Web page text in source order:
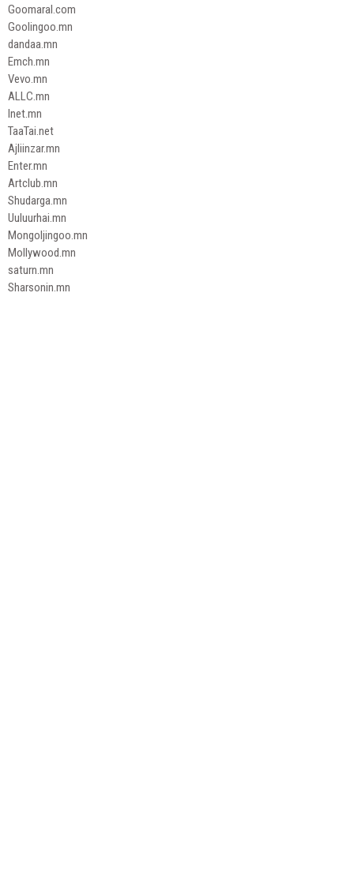
Goomaral.com
Goolingoo.mn
dandaa.mn
Emch.mn
Vevo.mn
ALLC.mn
Inet.mn
TaaTai.net
Ajliinzar.mn
Enter.mn
Artclub.mn
Shudarga.mn
Uuluurhai.mn
Mongoljingoo.mn
Mollywood.mn
saturn.mn
Sharsonin.mn